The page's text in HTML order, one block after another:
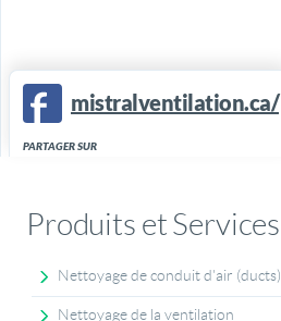
mistralventilation.ca/
PARTAGER SUR
Produits et Services
Nettoyage de conduit d'air (ducts)
Nettoyage de la ventilation